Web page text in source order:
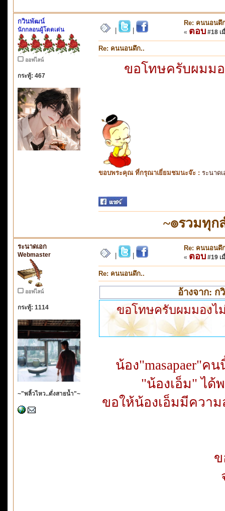
กวินพัฒน์
นักกลอนผู้โดดเด่น
ออฟไลน์
กระทู้: 467
Re: คนนอนดึ
« ตอบ #18 เ
Re: คนนอนดึก..
ขอโทษครับผมม
ขอบพระคุณ ที่กรุณาเยี่ยมชมนะจ๊ะ : ระนาดเ
~๏รวมทุ
ระนาดเอก
Webmaster
ออฟไลน์
กระทู้: 1114
~"พลิ้วไหว..ดั่งสายน้ำ"~
Re: คนนอนดึ
« ตอบ #19 เ
Re: คนนอนดึก..
อ้างจาก: ก
ขอโทษครับผมมองไ
น้อง"masapaer"ค
"น้องเอ็ม" ได้
ขอให้น้องเอ็มมีควา